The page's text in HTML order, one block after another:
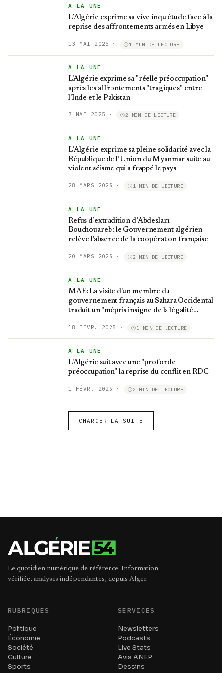
A LA UNE
L’Algérie exprime sa vive inquiétude face à la
reprise des affrontements armés en Libye
13 MAI 2025 · 1 MIN DE LECTURE
A LA UNE
L'Algérie exprime sa "réelle préoccupation"
après les affrontements "tragiques" entre
l'Inde et le Pakistan
7 MAI 2025 · 2 MIN DE LECTURE
A LA UNE
L’Algérie exprime sa pleine solidarité avec la
République de l’Union du Myanmar suite au
violent séisme qui a frappé le pays
28 MARS 2025 · 1 MIN DE LECTURE
A LA UNE
Refus d’extradition d’Abdeslam
Bouchouareb : le Gouvernement algérien
relève l'absence de la coopération française
20 MARS 2025 · 2 MIN DE LECTURE
A LA UNE
MAE: La visite d'un membre du
gouvernement français au Sahara Occidental
traduit un "mépris insigne de la légalité
18 FÉVR. 2025 · 1 MIN DE LECTURE
A LA UNE
L'Algérie suit avec une "profonde
préoccupation" la reprise du conflit en RDC
1 FÉVR. 2025 · 2 MIN DE LECTURE
CHARGER LA SUITE
Le quotidien numérique de référence. Information
vérifiée, analyses indépendantes, depuis Alger.
RUBRIQUES
Politique
Économie
Société
Culture
Sports
SERVICES
Newsletters
Podcasts
Live Stats
Avis ANEP
Dessins